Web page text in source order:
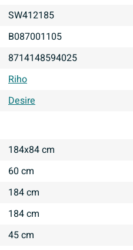
SW412185
B087001105
8714148594025
Riho
Desire
184x84 cm
60 cm
184 cm
184 cm
45 cm